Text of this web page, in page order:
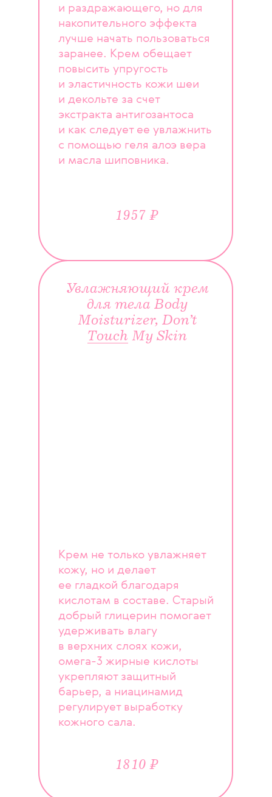
и раздражающего, но для
накопительного эффекта
лучше начать пользоваться
заранее. Крем обещает
повысить упругость
и эластичность кожи шеи
и декольте за счет
экстракта антигозантоса
и как следует ее увлажнить
с помощью геля алоэ вера
и масла шиповника.
1957 ₽
Увлажняющий крем
для тела Body
Moisturizer, Don’t
Touch My Skin
Крем не только увлажняет
кожу, но и делает
ее гладкой благодаря
кислотам в составе. Старый
добрый глицерин помогает
удерживать влагу
в верхних слоях кожи,
омега-3 жирные кислоты
укрепляют защитный
барьер, а ниацинамид
регулирует выработку
кожного сала.
1810 ₽